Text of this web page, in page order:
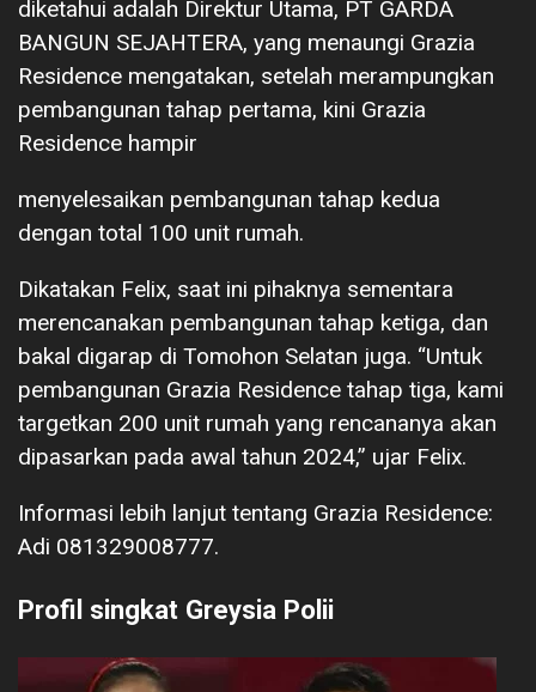
diketahui adalah Direktur Utama, PT GARDA
BANGUN SEJAHTERA, yang menaungi Grazia
Residence mengatakan, setelah merampungkan
pembangunan tahap pertama, kini Grazia
Residence hampir
menyelesaikan pembangunan tahap kedua
dengan total 100 unit rumah.
Dikatakan Felix, saat ini pihaknya sementara
merencanakan pembangunan tahap ketiga, dan
bakal digarap di Tomohon Selatan juga. “Untuk
pembangunan Grazia Residence tahap tiga, kami
targetkan 200 unit rumah yang rencananya akan
dipasarkan pada awal tahun 2024,” ujar Felix.
Informasi lebih lanjut tentang Grazia Residence:
Adi 081329008777.
Profil singkat Greysia Polii